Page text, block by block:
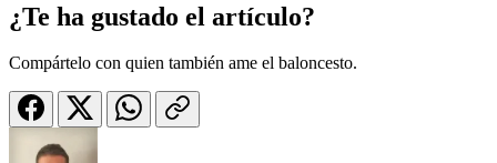
¿Te ha gustado el artículo?
Compártelo con quien también ame el baloncesto.